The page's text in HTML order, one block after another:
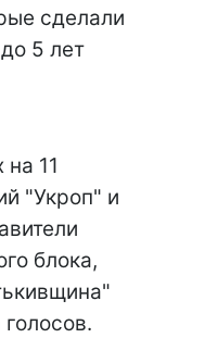
сделали
5 лет
11
"Укроп" и
блока,